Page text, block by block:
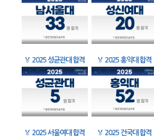
🏅 2025 성균관대 합격 🏅 2025 홍익대 합격
🏅 2025 서울여대 합격 🏅 2025 건국대 합격